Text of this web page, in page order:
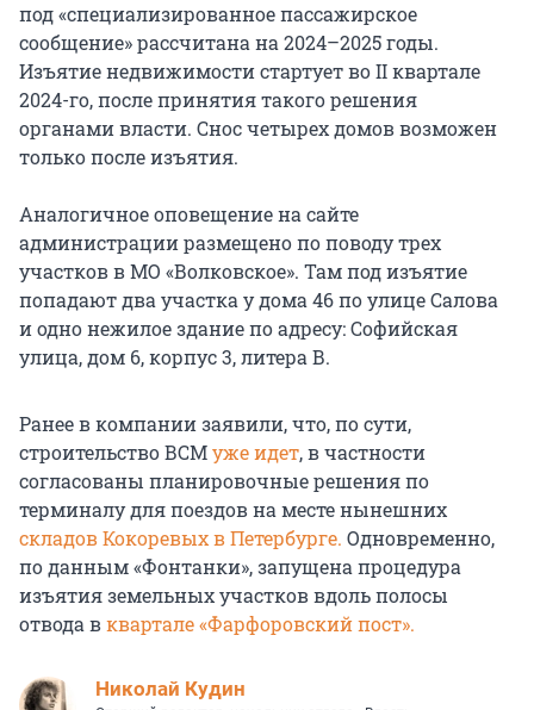
под «специализированное пассажирское
сообщение» рассчитана на 2024–2025 годы.
Изъятие недвижимости стартует во II квартале
2024-го, после принятия такого решения
органами власти. Снос четырех домов возможен
только после изъятия.
Аналогичное оповещение на сайте
администрации размещено по поводу трех
участков в МО «Волковское». Там под изъятие
попадают два участка у дома 46 по улице Салова
и одно нежилое здание по адресу: Софийская
улица, дом 6, корпус 3, литера В.
Ранее в компании заявили, что, по сути,
строительство ВСМуже идет, в частности
согласованы планировочные решения по
терминалу для поездов на месте нынешних
складов Кокоревых в Петербурге. Одновременно,
по данным «Фонтанки», запущена процедура
изъятия земельных участков вдоль полосы
отвода вквартале «Фарфоровский пост».
Николай Кудин